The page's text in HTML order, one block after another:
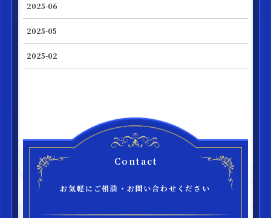
2025-06
2025-05
2025-02
Contact
お気軽にご相談・お問い合わせください